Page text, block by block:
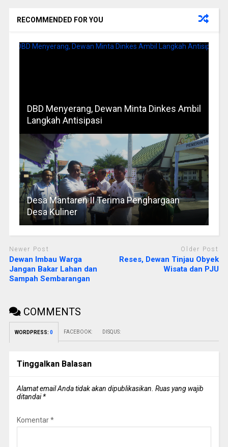
RECOMMENDED FOR YOU
DBD Menyerang, Dewan Minta Dinkes Ambil
Langkah Antisipasi
Desa Mantaren II Terima Penghargaan
Desa Kuliner
Newer Post
Dewan Imbau Warga
Jangan Bakar Lahan dan
Sampah Sembarangan
Older Post
Reses, Dewan Tinjau Obyek
Wisata dan PJU
COMMENTS
WORDPRESS: 0 FACEBOOK: DISQUS:
Tinggalkan Balasan
Alamat email Anda tidak akan dipublikasikan. Ruas yang wajib
ditandai*
Komentar*